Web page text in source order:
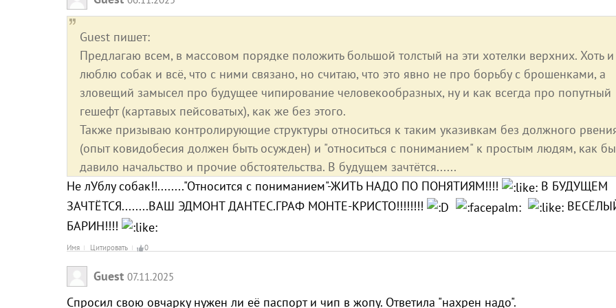
Guest пишет:
Предлагаю всем, в массовом порядке положить большой толстый на эти хотелки верхних. Хоть
люблю собак и всё, что с ними связано, но считаю, что это явно не про борьбу с брошенками, а
зловещий замысел про будущее чипирование человекообразных, ну и как всегда про попутный
гешефт (картавых пейсоватых), как же без этого.
Также призываю контролирующие структуры относиться к таким указивкам без должного
(опыт ковидобесия должен быть осужден) и "относиться с пониманием" к простым людям, как
давило начальство и прочие обстоятельства. В будущем зачтётся......
Не лУблу собак!!........"Относится с пониманием"-ЖИТЬ НАДО ПО ПОНЯТИЯМ!!!!
В БУДУЩЕМ
ЗАЧТЁТСЯ........ВАШ ЭДМОНТ ДАНТЕС.ГРАФ МОНТЕ-КРИСТО!!!!!!!!
БАРИН!!!!
Имя Цитировать 0
Guest 07.11.2025
Спросил свою овчарку нужен ли её паспорт и чип в жопу. Ответила "нахрен надо".